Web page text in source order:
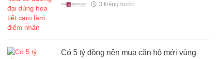
3 tháng trước
Có 5 tỷ đồng nên mua căn hộ mới vùng